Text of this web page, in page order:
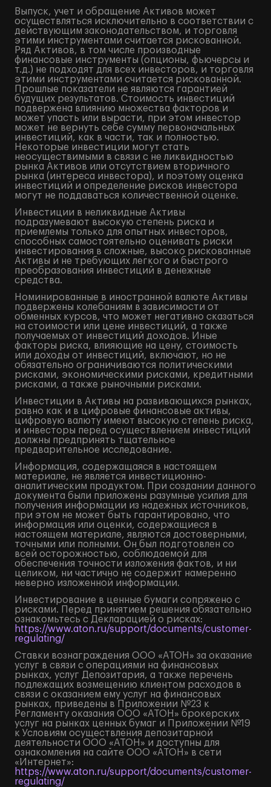
Выпуск, учет и обращение Активов может
осуществляться исключительно в соответствии с
действующим законодательством, и торговля
этими инструментами считается рискованной.
Ряд Активов, в том числе производные
финансовые инструменты (опционы, фьючерсы и
т.д.) не подходят для всех инвесторов, и торговля
этими инструментами считается рискованной.
Прошлые показатели не являются гарантией
будущих результатов. Стоимость инвестиций
подвержена влиянию множества факторов и
может упасть или вырасти, при этом инвестор
может не вернуть себе сумму первоначальных
инвестиций, как в части, так и полностью.
Некоторые инвестиции могут стать
неосуществимыми в связи с не ликвидностью
рынка Активов или отсутствием вторичного
рынка (интереса инвестора), и поэтому оценка
инвестиций и определение рисков инвестора
могут не поддаваться количественной оценке.
Инвестиции в неликвидные Активы
подразумевают высокую степень риска и
приемлемы только для опытных инвесторов,
способных самостоятельно оценивать риски
инвестирования в сложные, высоко рискованные
Активы и не требующих легкого и быстрого
преобразования инвестиций в денежные
средства.
Номинированные в иностранной валюте Активы
подвержены колебаниям в зависимости от
обменных курсов, что может негативно сказаться
на стоимости или цене инвестиций, а также
получаемых от инвестиций доходов. Иные
факторы риска, влияющие на цену, стоимость
или доходы от инвестиций, включают, но не
обязательно ограничиваются политическими
рисками, экономическими рисками, кредитными
рисками, а также рыночными рисками.
Инвестиции в Активы на развивающихся рынках,
равно как и в цифровые финансовые активы,
цифровую валюту имеют высокую степень риска,
и инвесторы перед осуществлением инвестиций
должны предпринять тщательное
предварительное исследование.
Информация, содержащаяся в настоящем
материале, не является инвестиционно-
аналитическим продуктом. При создании данного
документа были приложены разумные усилия для
получения информации из надежных источников,
при этом не может быть гарантировано, что
информация или оценки, содержащиеся в
настоящем материале, являются достоверными,
точными или полными. Он был подготовлен со
всей осторожностью, соблюдаемой для
обеспечения точности изложения фактов, и ни
целиком, ни частично не содержит намеренно
неверно изложенной информации.
Инвестирование в ценные бумаги сопряжено с
рисками. Перед принятием решения обязательно
ознакомьтесь с Декларацией о рисках:
https://www.aton.ru/support/documents/customer-
regulating/
Ставки вознаграждения ООО «АТОН» за оказание
услуг в связи с операциями на финансовых
рынках, услуг Депозитария, а также перечень
подлежащих возмещению клиентом расходов в
связи с оказанием ему услуг на финансовых
рынках, приведены в Приложении №23 к
Регламенту оказания ООО «АТОН» брокерских
услуг на рынках ценных бумаг и Приложении №19
к Условиям осуществления депозитарной
деятельности ООО «АТОН» и доступны для
ознакомления на сайте ООО «АТОН» в сети
«Интернет»:
https://www.aton.ru/support/documents/customer-
regulating/